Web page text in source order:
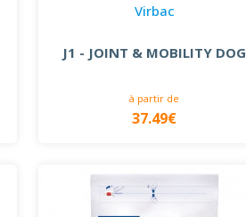
Virbac
J1 - JOINT & MOBILITY DOG
à partir de
37.49€